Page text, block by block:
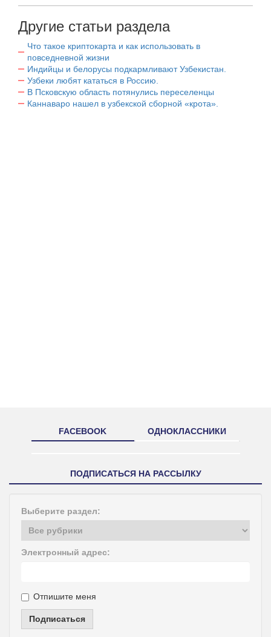
Другие статьи раздела
Что такое криптокарта и как использовать в
повседневной жизни
Индийцы и белорусы подкармливают Узбекистан.
Узбеки любят кататься в Россию.
В Псковскую область потянулись переселенцы
Каннаваро нашел в узбекской сборной «крота».
FACEBOOK ОДНОКЛАССНИКИ
ПОДПИСАТЬСЯ НА РАССЫЛКУ
Выберите раздел:
Электронный адрес:
Отпишите меня
Подписаться